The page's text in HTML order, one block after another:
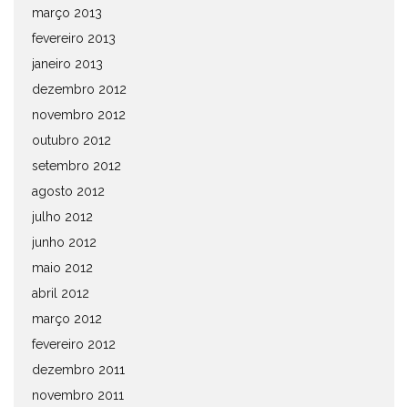
março 2013
fevereiro 2013
janeiro 2013
dezembro 2012
novembro 2012
outubro 2012
setembro 2012
agosto 2012
julho 2012
junho 2012
maio 2012
abril 2012
março 2012
fevereiro 2012
dezembro 2011
novembro 2011